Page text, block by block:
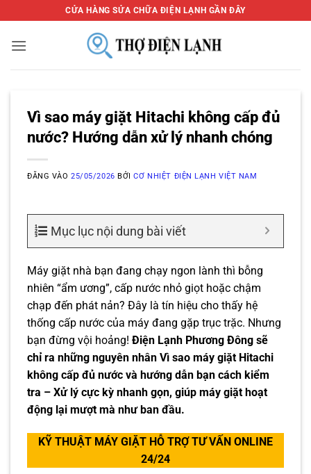
qua
nội
CỬA HÀNG SỬA CHỮA ĐIỆN LẠNH GẦN ĐÂY
Vì sao máy giặt Hitachi không cấp đủ
nước? Hướng dẫn xử lý nhanh chóng
ĐĂNG VÀO25/05/2026 BỞICƠ NHIỆT ĐIỆN LẠNH VIỆT NAM
Mục lục nội dung bài viết
Máy giặt nhà bạn đang chạy ngon lành thì bỗng
nhiên “ẩm ương”, cấp nước nhỏ giọt hoặc chậm
chạp đến phát nản? Đây là tín hiệu cho thấy hệ
thống cấp nước của máy đang gặp trục trặc. Nhưng
bạn đừng vội hoảng! Điện Lạnh Phương Đông sẽ
chỉ ra những nguyên nhân Vì sao máy giặt Hitachi
không cấp đủ nước và hướng dẫn bạn cách kiểm
tra – Xử lý cực kỳ nhanh gọn, giúp máy giặt hoạt
động lại mượt mà như ban đầu.
KỸ THUẬT MÁY GIẶT HỖ TRỢ TƯ VẤN ONLINE
24/24